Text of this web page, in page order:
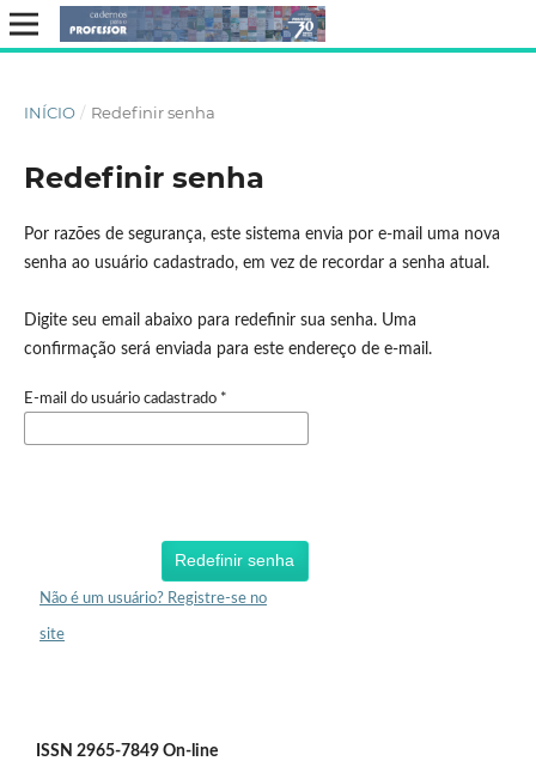
INÍCIO / Redefinir senha
Redefinir senha
Por razões de segurança, este sistema envia por e-mail uma nova
senha ao usuário cadastrado, em vez de recordar a senha atual.
Digite seu email abaixo para redefinir sua senha. Uma
confirmação será enviada para este endereço de e-mail.
E-mail do usuário cadastrado *
Redefinir senha
Não é um usuário? Registre-se no
site
ISSN 2965-7849 On-line